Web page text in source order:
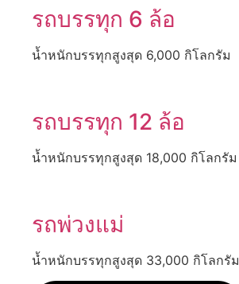
รถบรรทุก 6 ล้อ
น้ำหนักบรรทุกสูงสุด 6,000 กิโลกรัม
รถบรรทุก 12 ล้อ
น้ำหนักบรรทุกสูงสุด 18,000 กิโลกรัม
รถพ่วงแม่
น้ำหนักบรรทุกสูงสุด 33,000 กิโลกรัม